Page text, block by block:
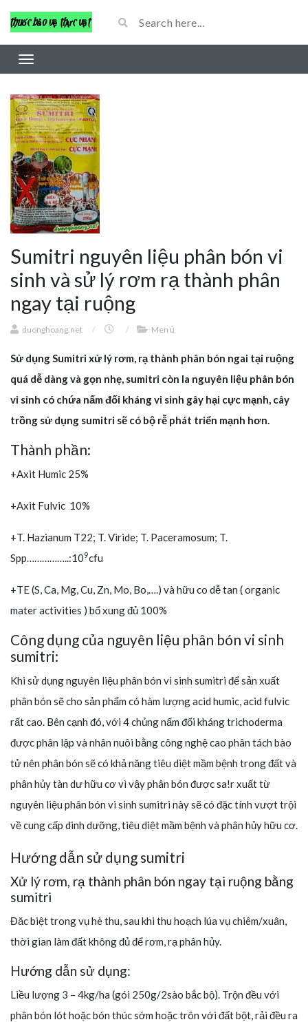
Sumitri nguyên liệu phân bón vi
sinh và sử lý rơm rạ thành phân
ngay tại ruộng
duonghoang.net / / Men ủ
Sử dụng Sumitri xử lý rơm, rạ thành phân bón ngai tại ruộng
quá dễ dàng và gọn nhẹ, sumitri còn la nguyên liệu phân bón
vi sinh có chứa nấm đối kháng vi sinh gây hại cực mạnh, cây
trồng sử dụng sumitri sẽ có bộ rễ phát triển mạnh hơn.
Thành phần:
+Axit Humic 25%
+Axit Fulvic 10%
+T. Hazianum T22; T. Viride; T. Paceramosum; T.
Spp……………..:109cfu
+TE (S, Ca, Mg, Cu, Zn, Mo, Bo,….) và hữu co dễ tan ( organic
mater activities ) bổ xung đủ 100%
Công dụng của nguyên liệu phân bón vi sinh
sumitri:
Khi sử dụng nguyên liệu phân bón vi sinh sumitri để sản xuất
phân bón sẽ cho sản phẩm có hàm lượng acid humic, acid fulvic
rất cao. Bên cạnh đó, với 4 chủng nấm đối kháng trichoderma
được phân lập và nhân nuôi bằng công nghệ cao phân tách bào
tử nên phân bón sẽ có khả năng tiêu diệt mầm bệnh trong đất và
phân hủy tàn dư hữu cơ vì vậy phân bón được sa!r xuất từ
nguyên liệu phân bón vi sinh sumitri này sẽ có đặc tính vượt trội
về cung cấp dinh dưỡng, tiêu diệt mầm bệnh và phân hủy hữu cơ.
Hướng dẫn sử dụng sumitri
Xử lý rơm, rạ thành phân bón ngay tại ruộng bằng
sumitri
Đăc biệt trong vụ hè thu, sau khi thu hoạch lúa vụ chiêm/xuân,
thời gian làm đất không đủ để rơm, rạ phân hủy.
Hướng dẫn sử dụng:
Liều lượng 3 – 4kg/ha (gói 250g/2sào bắc bộ). Trộn đều với
phân bón lót hoặc bón thúc sớm hoặc trôn với đất bột, rải đều ra